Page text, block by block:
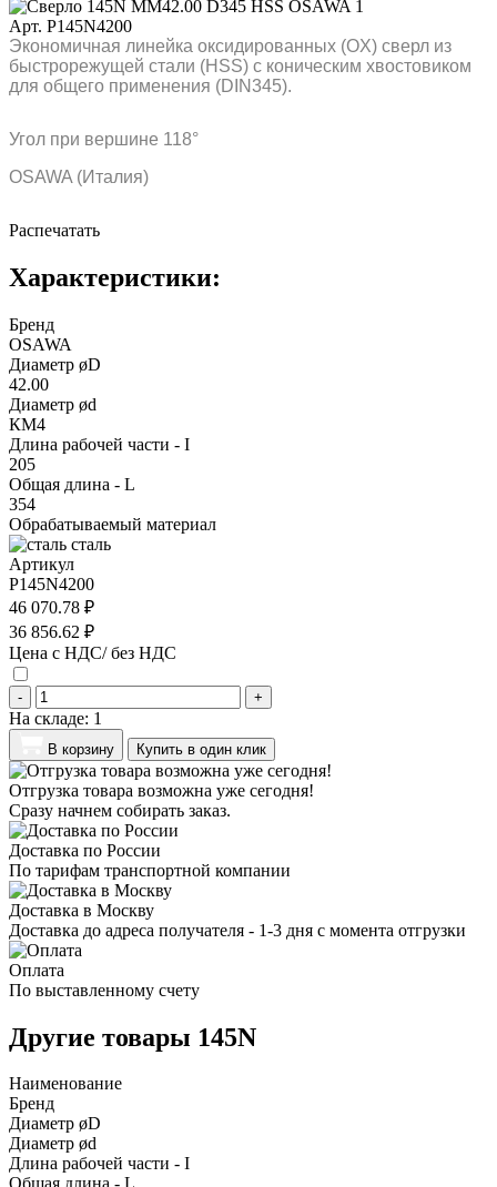
Арт. P145N4200
Экономичная линейка оксидированных (OX) сверл из
быстрорежущей стали (HSS) с коническим хвостовиком
для общего применения (DIN345).
Угол при вершине 118°
OSAWA (Италия)
Распечатать
Характеристики:
Бренд
OSAWA
Диаметр øD
42.00
Диаметр ød
КМ4
Длина рабочей части - I
205
Общая длина - L
354
Обрабатываемый материал
сталь
Артикул
P145N4200
46 070.78 ₽
36 856.62 ₽
Цена с НДС/ без НДС
- +
На складе: 1
В корзину Купить в один клик
Отгрузка товара возможна уже сегодня!
Сразу начнем собирать заказ.
Доставка по России
По тарифам транспортной компании
Доставка в Москву
Доставка до адреса получателя - 1-3 дня с момента отгрузки
Оплата
По выставленному счету
Другие товары 145N
Наименование
Бренд
Диаметр øD
Диаметр ød
Длина рабочей части - I